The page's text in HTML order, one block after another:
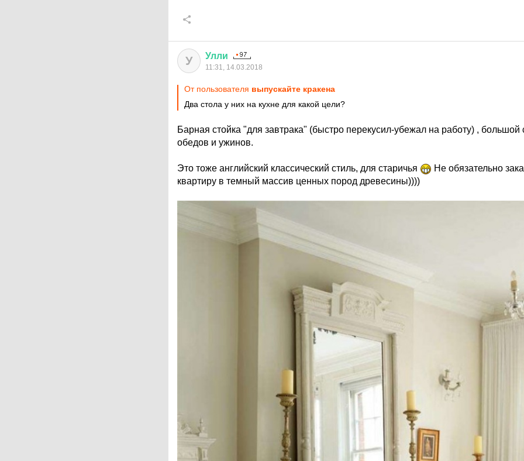
У Улли
11:31, 14.03.2018
От пользователя выпускайте кракена
Два стола у них на кухне для какой цели?
Барная стойка "для завтрака" (быстро перекусил-убежал на работу) ,
обедов и ужинов.
Это тоже английский классический стиль, для старичья
Не обязательно
квартиру в темный массив ценных пород древесины))))